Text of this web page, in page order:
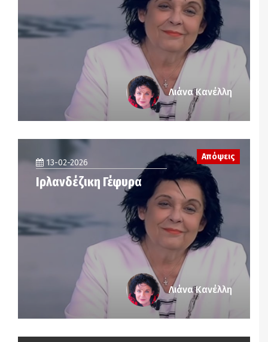
Λιάνα Κανέλλη
13-02-2026
Ιρλανδέζικη Γέφυρα
Απόψεις
Λιάνα Κανέλλη